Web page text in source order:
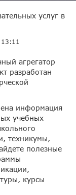
услуг в
13:11
агрегатор
разработан
информация
учебных
техникумы,
полезные
курсы